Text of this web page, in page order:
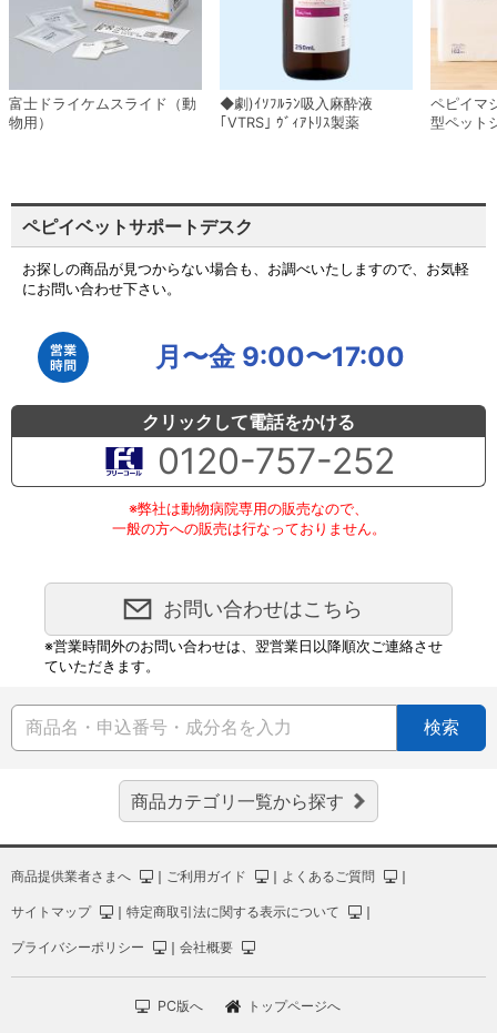
富士ドライケムスライド（動
物用）
◆劇)ｲｿﾌﾙﾗﾝ吸入麻酔液
｢VTRS｣ ｳﾞｨｱﾄﾘｽ製薬
ペピイマ
型ペット
ペピイベットサポートデスク
お探しの商品が見つからない場合も、お調べいたしますので、お気軽
にお問い合わせ下さい。
月〜金 9:00〜17:00
クリックして電話をかける
0120-757-252
※弊社は動物病院専用の販売なので、
一般の方への販売は行なっておりません。
お問い合わせはこちら
※営業時間外のお問い合わせは、翌営業日以降順次ご連絡させ
ていただきます。
検索
商品カテゴリ一覧から探す
商品提供業者さまへ ｜ ご利用ガイド ｜ よくあるご質問 ｜
サイトマップ ｜ 特定商取引法に関する表示について ｜
プライバシーポリシー ｜ 会社概要
PC版へ トップページへ